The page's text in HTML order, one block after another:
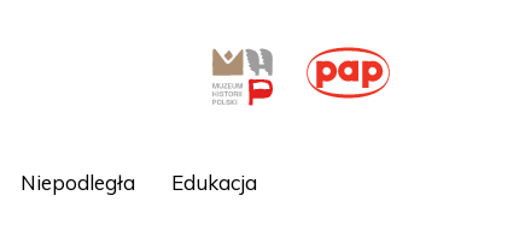
Niepodległa Edukacja